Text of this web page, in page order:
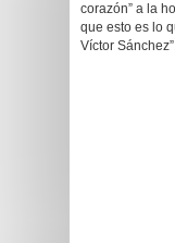
corazón” a la
que esto es lo
Víctor